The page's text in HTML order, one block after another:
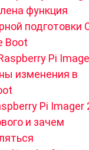
функция
подготовки
Boot
Pi
изменения в
Pi Imager
и зачем